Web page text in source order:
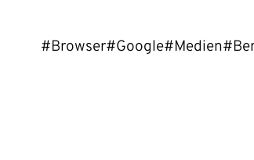
#Browser#Google#Medien